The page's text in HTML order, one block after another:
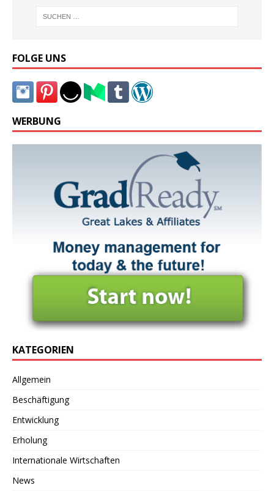
FOLGE UNS
WERBUNG
KATEGORIEN
Allgemein
Beschäftigung
Entwicklung
Erholung
Internationale Wirtschaften
News